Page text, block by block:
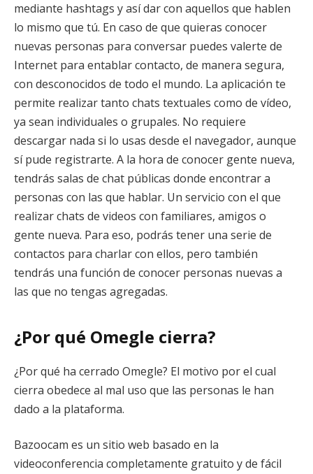
mediante hashtags y así dar con aquellos que hablen
lo mismo que tú. En caso de que quieras conocer
nuevas personas para conversar puedes valerte de
Internet para entablar contacto, de manera segura,
con desconocidos de todo el mundo. La aplicación te
permite realizar tanto chats textuales como de vídeo,
ya sean individuales o grupales. No requiere
descargar nada si lo usas desde el navegador, aunque
sí pude registrarte. A la hora de conocer gente nueva,
tendrás salas de chat públicas donde encontrar a
personas con las que hablar. Un servicio con el que
realizar chats de videos con familiares, amigos o
gente nueva. Para eso, podrás tener una serie de
contactos para charlar con ellos, pero también
tendrás una función de conocer personas nuevas a
las que no tengas agregadas.
¿Por qué Omegle cierra?
¿Por qué ha cerrado Omegle? El motivo por el cual
cierra obedece al mal uso que las personas le han
dado a la plataforma.
Bazoocam es un sitio web basado en la
videoconferencia completamente gratuito y de fácil